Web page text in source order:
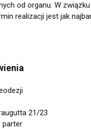
od organu. W
realizacji jest jak
21/23
parter